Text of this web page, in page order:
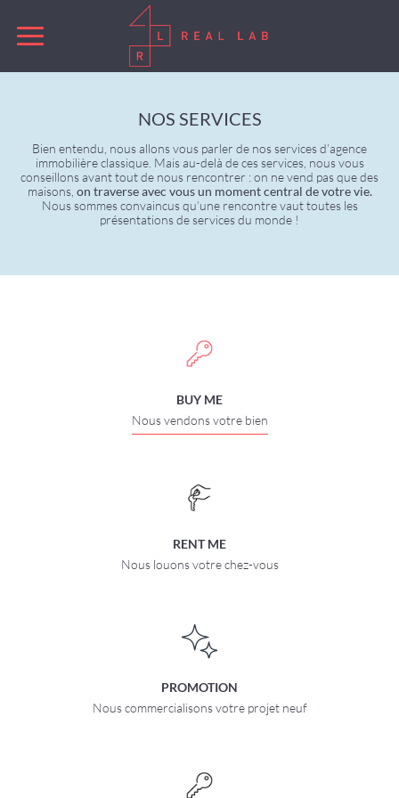
NOS SERVICES
Bien entendu, nous allons vous parler de nos services d’agence
immobilière classique. Mais au-delà de ces services, nous vous
conseillons avant tout de nous rencontrer : on ne vend pas que des
maisons, on traverse avec vous un moment central de votre vie.
Nous sommes convaincus qu’une rencontre vaut toutes les
présentations de services du monde !
BUY ME
Nous vendons votre bien
RENT ME
Nous louons votre chez-vous
PROMOTION
Nous commercialisons votre projet neuf